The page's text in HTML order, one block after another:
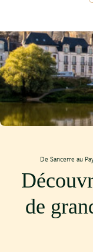
De Sancerre au
de